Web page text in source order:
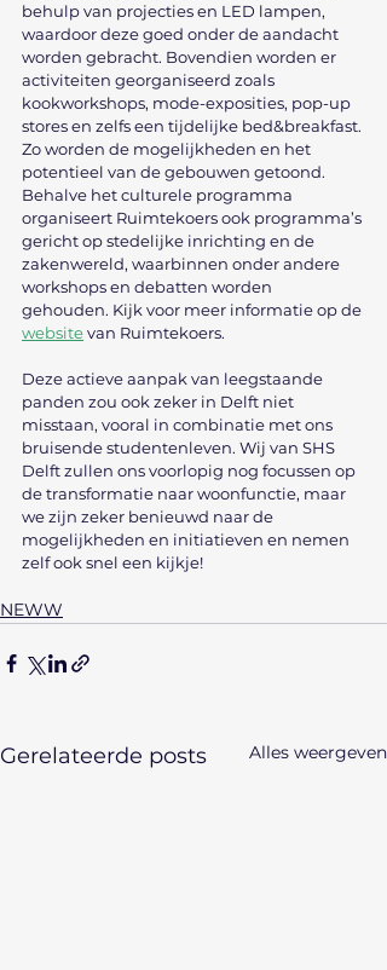
behulp van projecties en LED lampen,
waardoor deze goed onder de aandacht
worden gebracht. Bovendien worden er
activiteiten georganiseerd zoals
kookworkshops, mode-exposities, pop-up
stores en zelfs een tijdelijke bed&breakfast.
Zo worden de mogelijkheden en het
potentieel van de gebouwen getoond.
Behalve het culturele programma
organiseert Ruimtekoers ook programma’s
gericht op stedelijke inrichting en de
zakenwereld, waarbinnen onder andere
workshops en debatten worden
gehouden. Kijk voor meer informatie op de
website van Ruimtekoers.
Deze actieve aanpak van leegstaande
panden zou ook zeker in Delft niet
misstaan, vooral in combinatie met ons
bruisende studentenleven. Wij van SHS
Delft zullen ons voorlopig nog focussen op
de transformatie naar woonfunctie, maar
we zijn zeker benieuwd naar de
mogelijkheden en initiatieven en nemen
zelf ook snel een kijkje!
NEWW
Gerelateerde posts Alles weergeven